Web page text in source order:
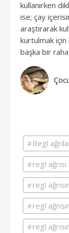
kullanırken
ise; çay
araştırarak
kurtulmak için
başka bir
Regl
regl
regl
regl
regl